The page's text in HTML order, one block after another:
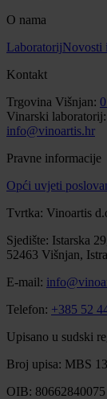
O nama
LaboratorijNovosti
Kontakt
Trgovina Višnjan:
Vinarski laboratorij:
info@vinoartis.hr
Pravne informacije
Opći uvjeti
Tvrtka: Vinoartis
Sjedište: Istarska
52463 Višnjan,
E-mail:
Telefon: +385 52
Upisano u sudski
Broj upisa: MBS
OIB: 80662840075